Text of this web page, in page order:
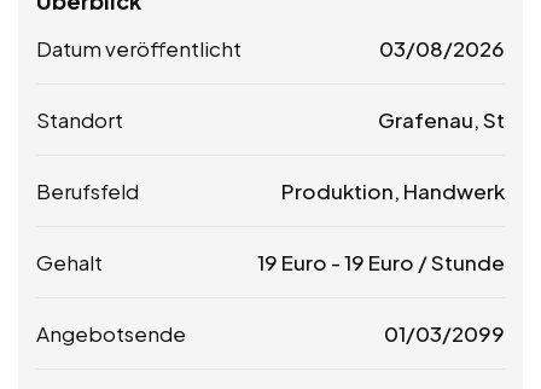
Datum veröffentlicht 03/08/2026
Standort Grafenau, St
Berufsfeld Produktion, Handwerk
Gehalt 19 Euro -19 Euro / Stunde
Angebotsende 01/03/2099